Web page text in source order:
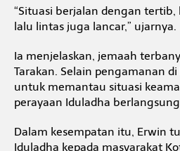
e
m
a
P
e
m
“Situasi berjalan dengan tertib,
lalu lintas juga lancar,” ujarnya.
Ia menjelaskan, jemaah
Tarakan. Selain pengamanan
untuk memantau situasi
perayaan Iduladha
Dalam kesempatan itu, Erwin
Iduladha kepada masyarakat